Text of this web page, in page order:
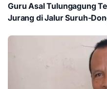
Guru Asal Tulungagung
Jurang di Jalur Suruh-